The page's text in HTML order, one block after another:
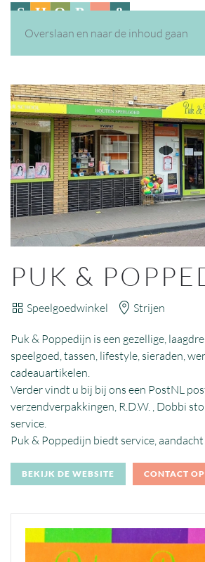
Overslaan en naar de inhoud gaan
PUK &
Speelgoedwinkel Strijen
Puk & Poppedijn is een gezellige,
speelgoed, tassen, lifestyle, sieraden,
cadeauartikelen.
Verder vindt u bij bij ons een PostNL
verzendverpakkingen, R.D.W. , Dobbi
service.
Puk & Poppedijn biedt service, aandacht
BEKIJK DE WEBSITE CONTACT